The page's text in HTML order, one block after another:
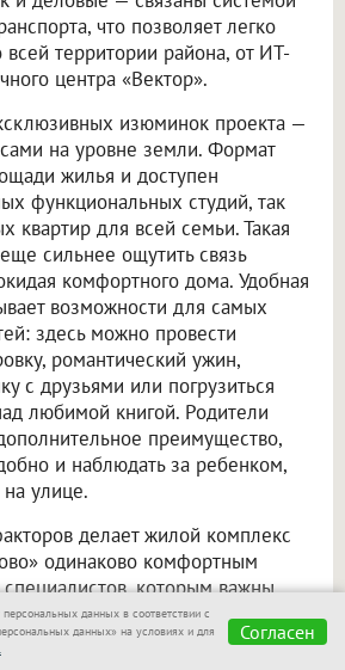
что позволяет легко
территории района, от ИТ-
центра «Вектор».
изюминок проекта —
на уровне земли. Формат
жилья и доступен
функциональных студий, так
квартир для всей семьи. Такая
сильнее ощутить связь
комфортного дома. Удобная
возможности для самых
здесь можно провести
романтический ужин,
с друзьями или погрузиться
любимой книгой. Родители
преимущество,
и наблюдать за ребенком,
улице.
делает жилой комплекс
одинаково комфортным
которым важны
сценарии, так
проект расположен
данных в соответствии с
данных» на условиях и для
Согласен